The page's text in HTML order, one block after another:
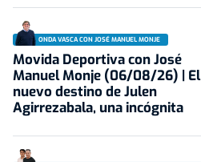
ONDA VASCA CON JOSÉ MANUEL MONJE
Movida Deportiva con José
Manuel Monje (06/08/26) | El
nuevo destino de Julen
Agirrezabala, una incógnita